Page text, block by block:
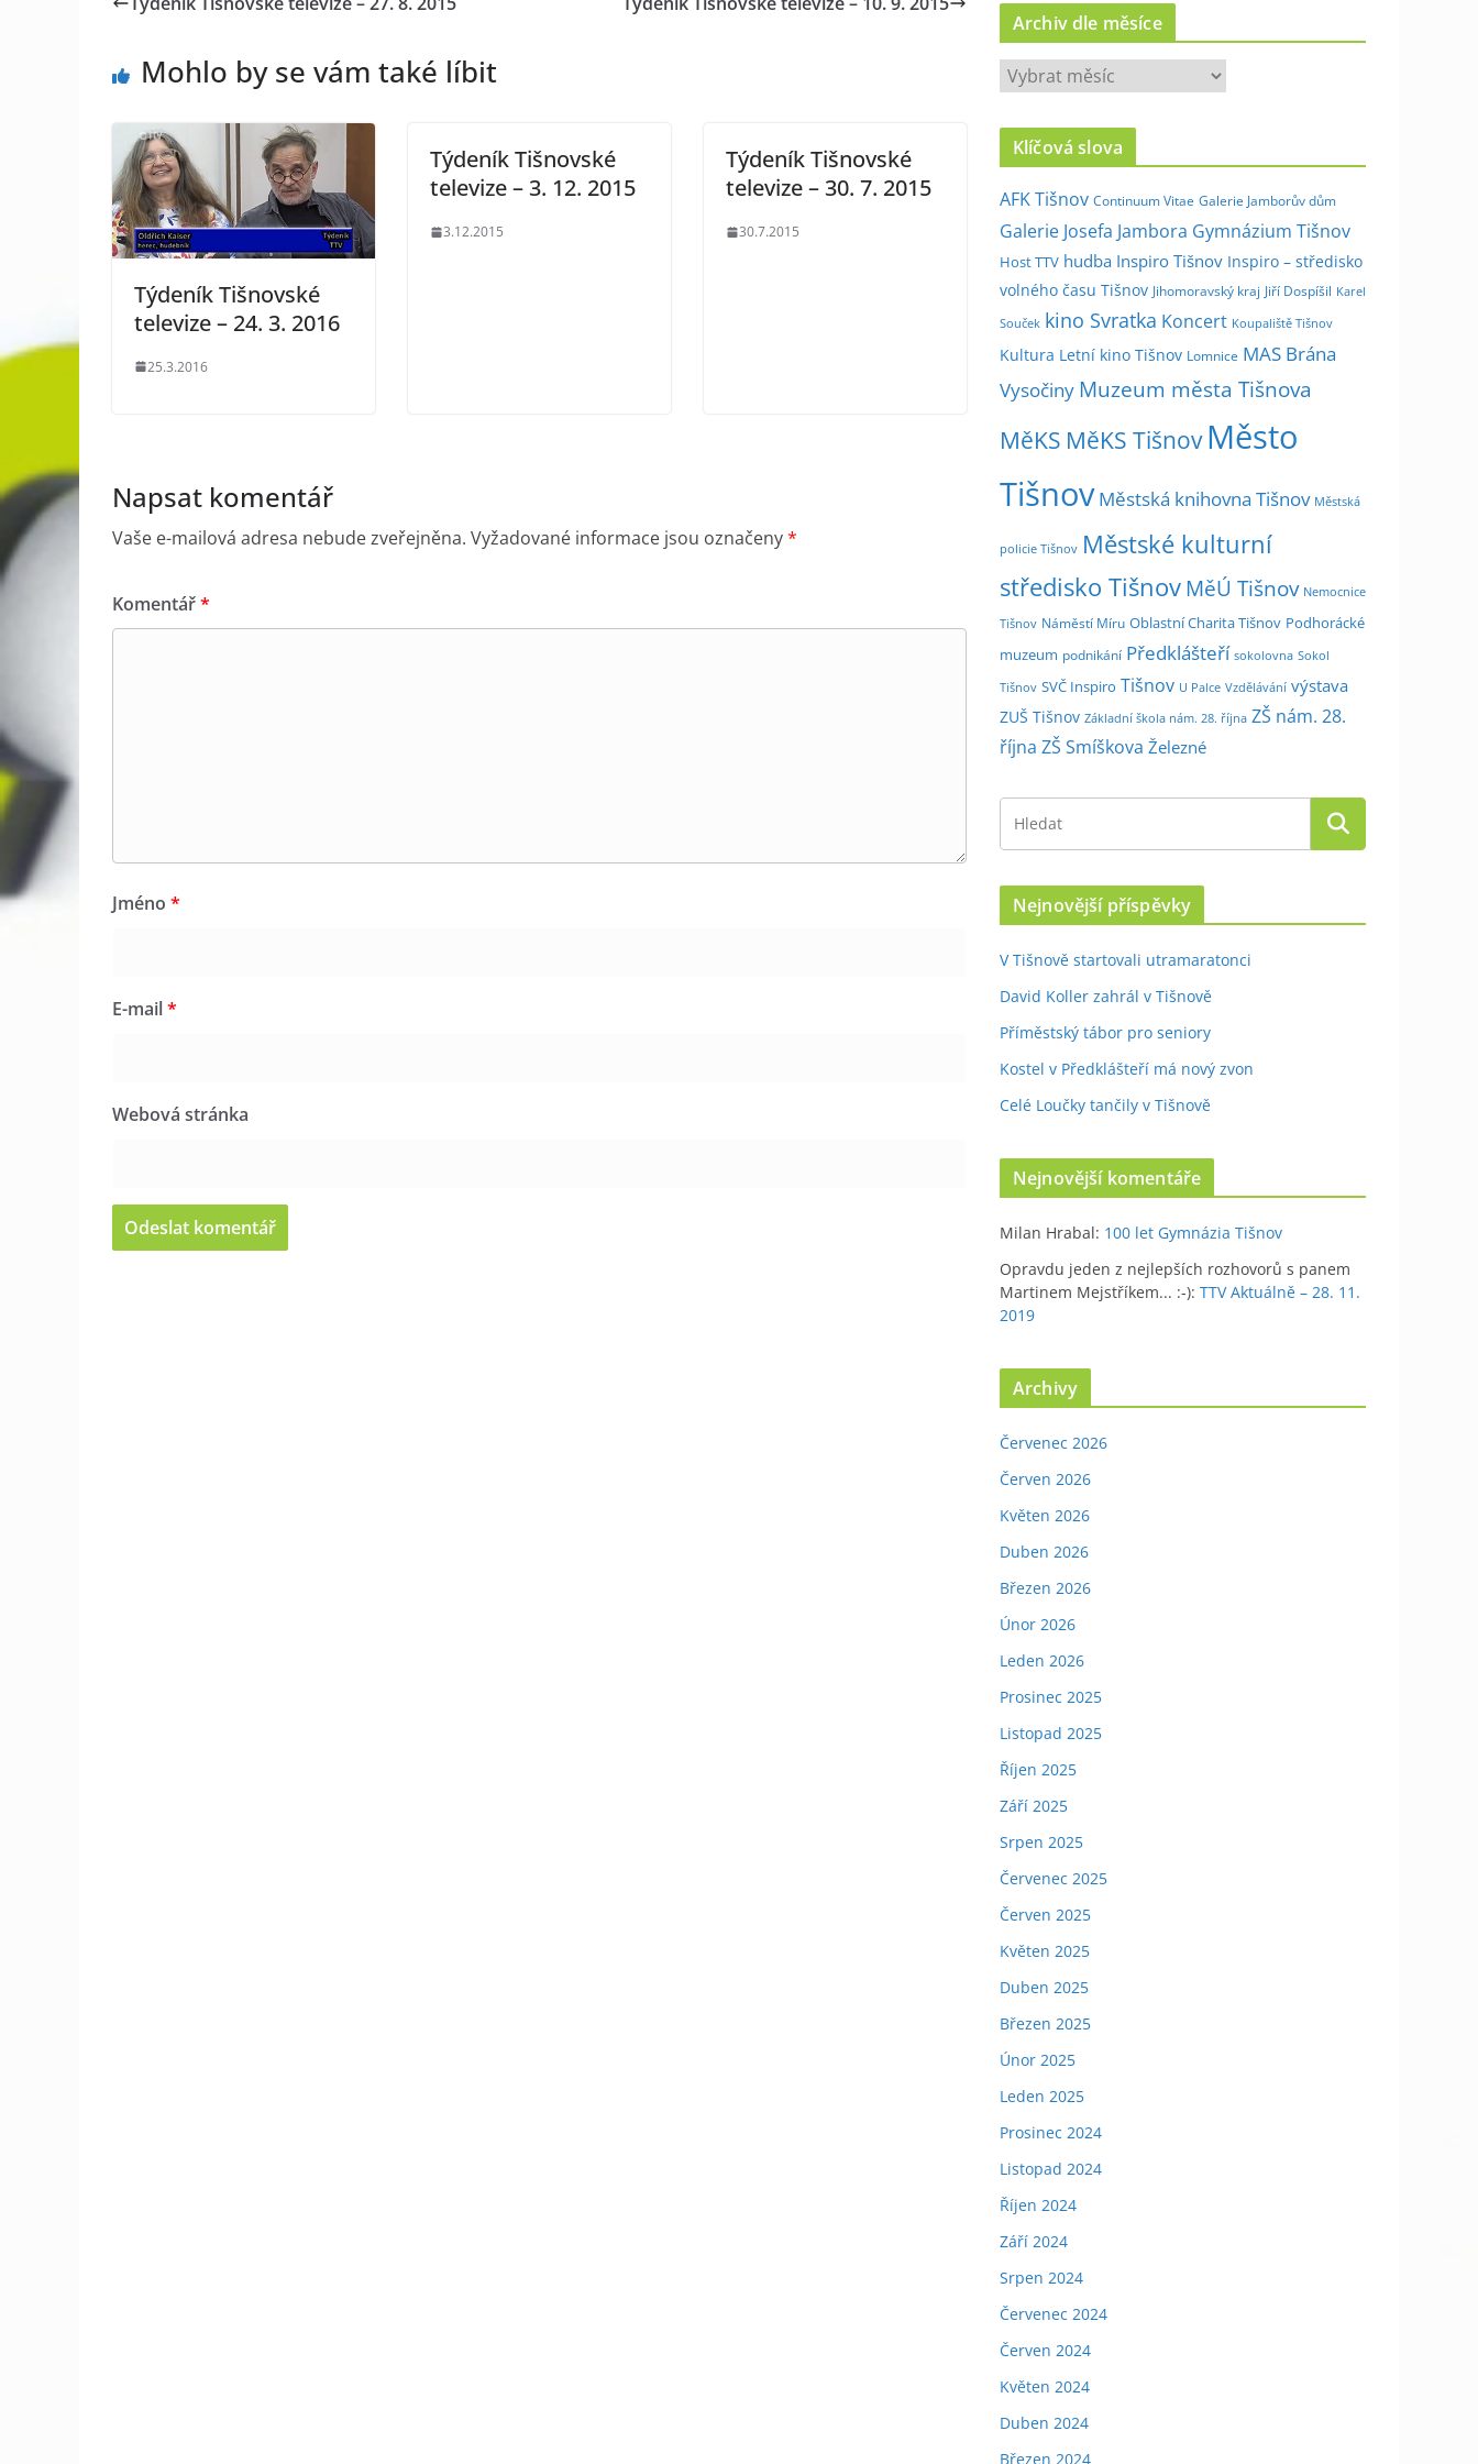
Mohlo by se vám také líbit
Týdeník Tišnovské
televize – 24. 3. 2016
25.3.2016
Týdeník Tišnovské
televize – 3. 12. 2015
3.12.2015
Týdeník Tišnovské
televize – 30. 7. 2015
30.7.2015
Napsat komentář
Vaše e-mailová adresa nebude zveřejněna. Vyžadované informace jsou označeny*
Komentář*
Jméno *
E-mail*
Webová stránka
Archiv dle měsíce
A
c
v
d
l
e
m
ě
c
Klíčová slova
AFK Tišnov Continuum Vitae Galerie Jamborův dům
Galerie Josefa Jambora Gymnázium Tišnov
Host TTV hudba Inspiro Tišnov Inspiro – středisko
volného času Tišnov Jihomoravský kraj Jiří Dospíšil Karel
Souček kino Svratka Koncert Koupaliště Tišnov
Kultura Letní kino Tišnov Lomnice MAS Brána
Vysočiny Muzeum města Tišnova
MěKS MěKS Tišnov Město
Tišnov Městská knihovna Tišnov Městská
policie Tišnov Městské kulturní
středisko Tišnov MěÚ Tišnov Nemocnice
Tišnov Náměstí Míru Oblastní Charita Tišnov Podhorácké
muzeum podnikání Předklášteří sokolovna Sokol
Tišnov SVČ Inspiro Tišnov U Palce Vzdělávání výstava
ZUŠ Tišnov Základní škola nám. 28. října ZŠ nám. 28.
října ZŠ Smíškova Železné
Nejnovější příspěvky
V Tišnově startovali utramaratonci
David Koller zahrál v Tišnově
Příměstský tábor pro seniory
Kostel v Předklášteří má nový zvon
Celé Loučky tančily v Tišnově
Nejnovější komentáře
Milan Hrabal: 100 let Gymnázia Tišnov
Opravdu jeden z nejlepších rozhovorů s panem
Martinem Mejstříkem... :-): TTV Aktuálně – 28. 11.
2019
Archivy
Červenec 2026
Červen 2026
Květen 2026
Duben 2026
Březen 2026
Únor 2026
Leden 2026
Prosinec 2025
Listopad 2025
Říjen 2025
Září 2025
Srpen 2025
Červenec 2025
Červen 2025
Květen 2025
Duben 2025
Březen 2025
Únor 2025
Leden 2025
Prosinec 2024
Listopad 2024
Říjen 2024
Září 2024
Srpen 2024
Červenec 2024
Červen 2024
Květen 2024
Duben 2024
Březen 2024